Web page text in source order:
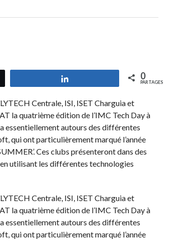
0
PARTAGES
Centrale, ISI, ISET Charguia et
la quatrième édition de l’IMC Tech Day à
essentiellement autours des différentes
qui ont particulièrement marqué l’année
Ces clubs présenteront dans des
utilisant les différentes technologies
Centrale, ISI, ISET Charguia et
la quatrième édition de l’IMC Tech Day à
essentiellement autours des différentes
qui ont particulièrement marqué l’année